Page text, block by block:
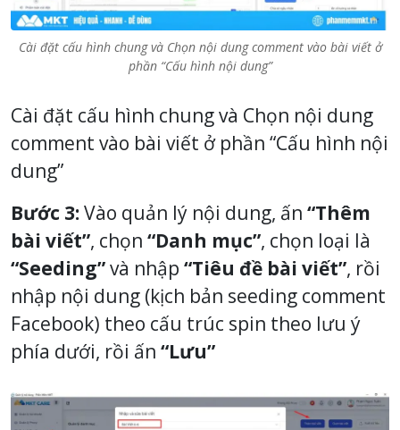
Cài đặt cấu hình chung và Chọn nội dung comment vào bài viết ở
phần “Cấu hình nội dung”
Cài đặt cấu hình chung và Chọn nội dung
comment vào bài viết ở phần “Cấu hình nội
dung”
Bước 3:Vào quản lý nội dung, ấn “Thêm
bài viết”, chọn “Danh mục”, chọn loại là
“Seeding”và nhập “Tiêu đề bài viết”, rồi
nhập nội dung (kịch bản seeding comment
Facebook) theo cấu trúc spin theo lưu ý
phía dưới, rồi ấn “Lưu”